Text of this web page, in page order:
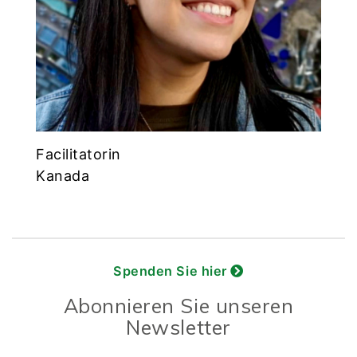
Facilitatorin
Kanada
Spenden Sie hier
Abonnieren Sie unseren
Newsletter